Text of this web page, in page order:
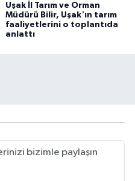
Uşak İl Tarım ve Orman
Müdürü Bilir, Uşak'ın tarım
faaliyetlerini o toplantıda
anlattı